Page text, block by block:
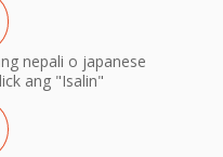
nepali o japanese
ang "Isalin"